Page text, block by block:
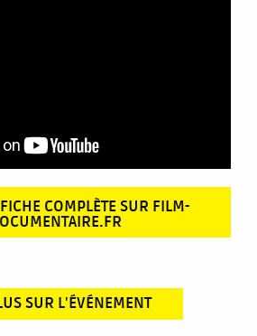
COMPLÈTE SUR FILM-
SUR L'ÉVÉNEMENT